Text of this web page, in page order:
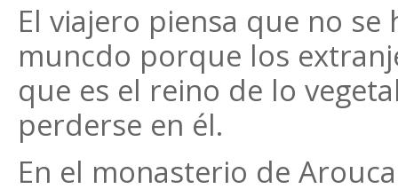
El viajero piensa que no
muncdo porque los
que es el reino de lo
perderse en él.
En el monasterio de